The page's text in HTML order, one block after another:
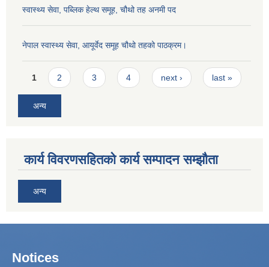
स्वास्थ्य सेवा, पब्लिक हेल्‍थ समूह, चौथो तह अनमी पद
नेपाल स्वास्थ्य सेवा, आयूर्वेद समूह चौथो तहको पाठक्रम।
Pages
1 2 3 4 next › last »
अन्य
कार्य विवरणसहितको कार्य सम्पादन सम्झौता
अन्य
Notices